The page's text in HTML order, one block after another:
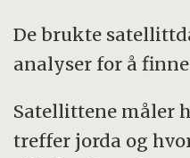
De brukte
analyser for å
Satellittene måler
treffer jorda og